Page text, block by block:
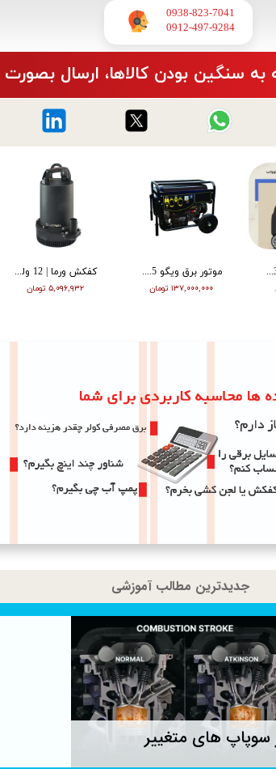
0938-823-7041
​​​​​​​0912-497-9284
سنگین بودن کالاها، ارسال
کفکش ورما | 12 ولت | 20 متری | 1 اینچ | مشکی | VMDC-12V 1
۵,۰۹۶,۹۳۲ تومان
موتور برق ویگو 8.5 کیلووات بنزینی سه فاز WG11500T
۱۳۷,۰۰۰,۰۰۰ تومان
موتور برق ورما 3.5 کیلووات سایلنت اینورتر ریموت دار VM6500i
جدیدترین مطالب آموزشی
سوپاپ های متغییر